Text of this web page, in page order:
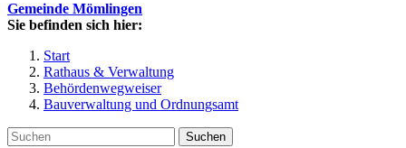
Gemeinde Mömlingen
Sie befinden sich hier:
Start
Rathaus & Verwaltung
Behördenwegweiser
Bauverwaltung und Ordnungsamt
Suchen